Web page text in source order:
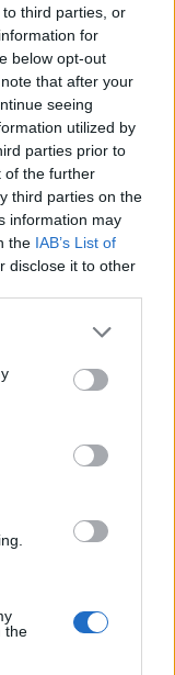
third parties, or
for
below opt-out
that after your
seeing
utilized by
parties prior to
of the further
third parties on the
information may
the IAB’s List of
disclose it to other
the
a